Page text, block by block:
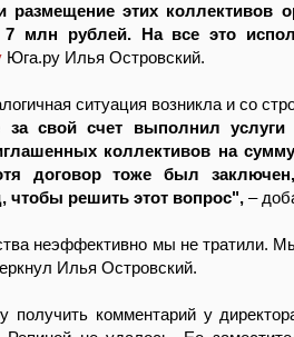
размещение этих коллективов
млн рублей. На все это
Юга.ру Илья Островский.
ситуация возникла и со
за свой счет выполнил услуги
коллективов на
договор тоже был
чтобы решить этот вопрос", –
неэффективно мы не тратили.
Илья Островский.
получить комментарий у